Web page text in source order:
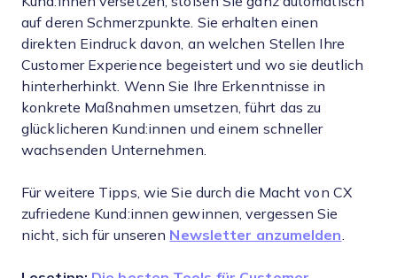
auf deren Schmerzpunkte. Sie erhalten einen
direkten Eindruck davon, an welchen Stellen Ihre
Customer Experience begeistert und wo sie deutlich
hinterherhinkt. Wenn Sie Ihre Erkenntnisse in
konkrete Maßnahmen umsetzen, führt das zu
glücklicheren Kund:innen und einem schneller
wachsenden Unternehmen.
Für weitere Tipps, wie Sie durch die Macht von CX
zufriedene Kund:innen gewinnen, vergessen Sie
nicht, sich für unseren Newsletter anzumelden